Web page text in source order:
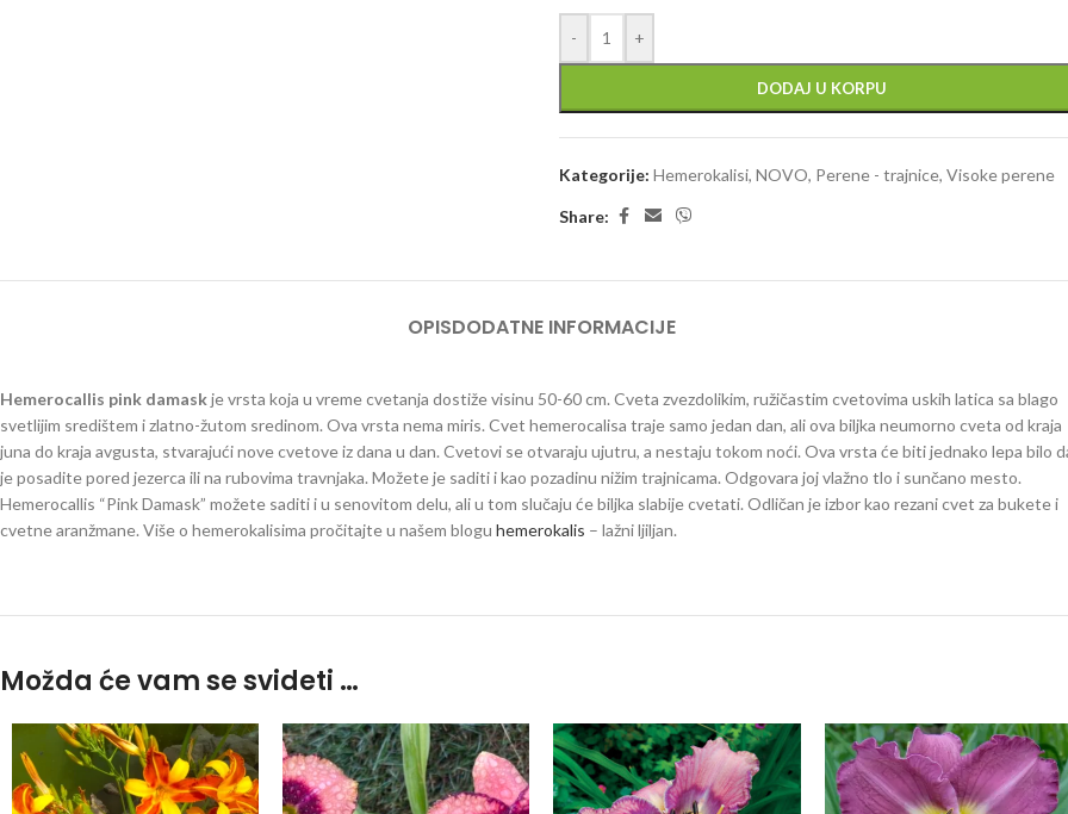
- +
DODAJ U KORPU
Kategorije: Hemerokalisi, NOVO, Perene - trajnice, Visoke perene
Share:
OPISDODATNE INFORMACIJE
Hemerocallis pink damaskje vrsta koja u vreme cvetanja dostiže visinu 50-60 cm. Cveta zvezdolikim, ružičastim cvetovima uskih latica sa blago
svetlijim središtem i zlatno-žutom sredinom. Ova vrsta nema miris. Cvet hemerocalisa traje samo jedan dan, ali ova biljka neumorno cveta od kraja
juna do kraja avgusta, stvarajući nove cvetove iz dana u dan. Cvetovi se otvaraju ujutru, a nestaju tokom noći. Ova vrsta će biti jednako lepa bilo
je posadite pored jezerca ili na rubovima travnjaka. Možete je saditi i kao pozadinu nižim trajnicama. Odgovara joj vlažno tlo i sunčano mesto.
Hemerocallis “Pink Damask” možete saditi i u senovitom delu, ali u tom slučaju će biljka slabije cvetati. Odličan je izbor kao rezani cvet za bukete i
cvetne aranžmane. Više o hemerokalisima pročitajte u našem blogu hemerokalis – lažni ljiljan.
Možda će vam se svideti …